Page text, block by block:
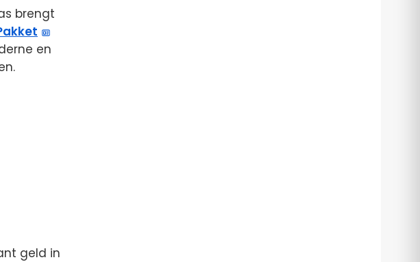
brengt
en
geld in